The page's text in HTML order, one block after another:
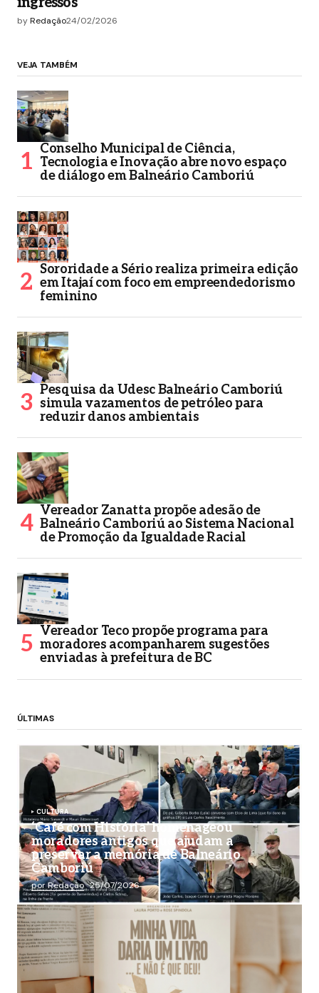
byRedação24/02/2026
VEJA TAMBÉM
Conselho Municipal de Ciência,
Tecnologia e Inovação abre novo espaço
de diálogo em Balneário Camboriú
Sororidade a Sério realiza primeira edição
em Itajaí com foco em empreendedorismo
feminino
Pesquisa da Udesc Balneário Camboriú
simula vazamentos de petróleo para
reduzir danos ambientais
Vereador Zanatta propõe adesão de
Balneário Camboriú ao Sistema Nacional
de Promoção da Igualdade Racial
Vereador Teco propõe programa para
moradores acompanharem sugestões
enviadas à prefeitura de BC
ÚLTIMAS
CULTURA
‘Café com História’ homenageou
moradores antigos que ajudam a
preservar a memória de Balneário
Camboriú
por Redação 25/07/2026